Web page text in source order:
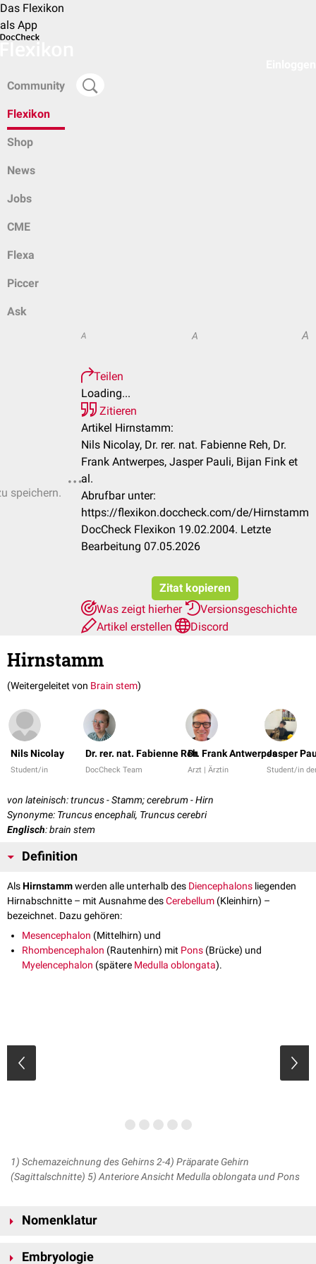
Das Flexikon
als App
Community
Flexikon
Shop
News
Jobs
CME
Flexa
Piccer
Ask
speichern.
A A A
Teilen
Loading...
Zitieren
Artikel Hirnstamm:
Nils Nicolay, Dr. rer. nat. Fabienne Reh, Dr.
Frank Antwerpes, Jasper Pauli, Bijan Fink et
al.
Abrufbar unter:
https://flexikon.doccheck.com/de/Hirnstamm
DocCheck Flexikon 19.02.2004. Letzte
Bearbeitung 07.05.2026
Zitat kopieren
Was zeigt hierher
Versionsgeschichte
Artikel erstellen
Discord
Hirnstamm
(Weitergeleitet von Brain stem)
Nils Nicolay
Student/in
Dr. rer. nat. Fabienne Reh
DocCheck Team
Dr. Frank Antwerpes
Arzt | Ärztin
Jasper
Student/in
von lateinisch: truncus - Stamm; cerebrum - Hirn
Synonyme: Truncus encephali, Truncus cerebri
Englisch: brain stem
Definition
AlsHirnstammwerden alle unterhalb des Diencephalons liegenden
Hirnabschnitte – mit Ausnahme desCerebellum (Kleinhirn) –
bezeichnet. Dazu gehören:
Mesencephalon (Mittelhirn) und
Rhombencephalon (Rautenhirn) mit Pons (Brücke) und
Myelencephalon (spätere Medulla oblongata).
1) Schemazeichnung des Gehirns 2-4) Präparate Gehirn
(Sagittalschnitte) 5) Anteriore Ansicht Medulla oblongata und Pons
Nomenklatur
synonym verwendet. Im Gegensatz zum Hirnstamm, welcher
Embryologie